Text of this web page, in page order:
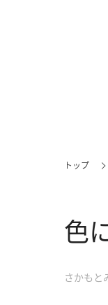
トップ
色
さかもと